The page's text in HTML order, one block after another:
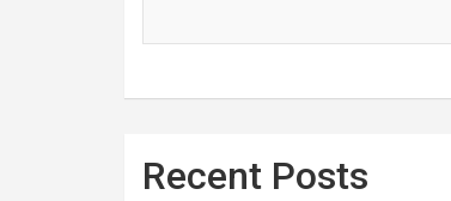
Recent Posts